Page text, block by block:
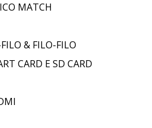
MATCH
& FILO-FILO
CARD E SD CARD